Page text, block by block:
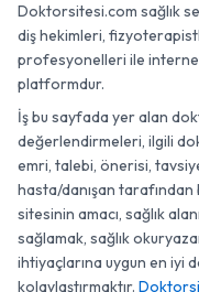
Doktorsitesi.com sağlık
diş hekimleri,
profesyonelleri ile internet
platformdur.
İş bu sayfada yer alan
değerlendirmeleri, ilgili
emri, talebi, önerisi,
hasta/danışan tarafından
sitesinin amacı, sağlık
sağlamak, sağlık
ihtiyaçlarına uygun en iyi
kolaylaştırmaktır.